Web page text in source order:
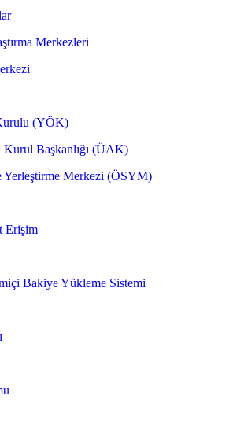
Merkezleri
(YÖK)
Kurul Başkanlığı (ÜAK)
Yerleştirme Merkezi (ÖSYM)
Erişim
Bakiye Yükleme Sistemi